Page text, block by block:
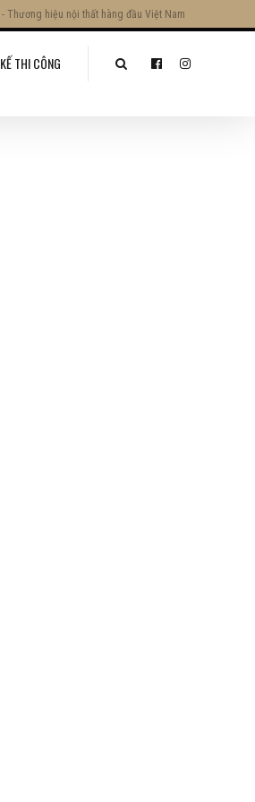
- Thương hiệu nội thất hàng đầu Việt Nam
THI CÔNG